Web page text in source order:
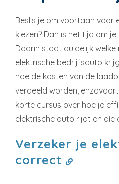
Beslis je om voortaan voor
kiezen? Dan is het tijd om
Daarin staat duidelijk welke
elektrische bedrijfsauto
hoe de kosten van de
verdeeld worden,
korte cursus over hoe je
elektrische auto rijdt en die
Verzeker je
correct